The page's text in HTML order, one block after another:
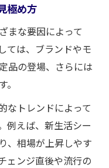
要なポイント
却する方法
買取するコツ
ド財布売却の流
財布の適正価格を
ド財布買取ポイ
極め方
まな要因によって
ては、ブランドやモ
品の登場、さらには
なトレンドによって
例えば、新生活シー
、相場が上昇しやす
ェンジ直後や流行の